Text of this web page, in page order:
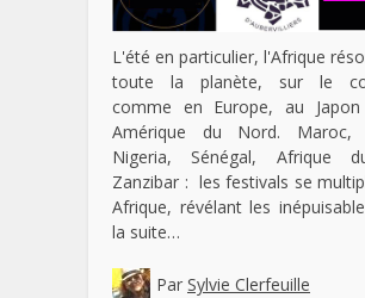
L'été en particulier, l'Afrique
toute la planète, sur le
comme en Europe, au
Amérique du Nord. Maroc,
Nigeria, Sénégal, Afrique
Zanzibar : les festivals se
Afrique, révélant les
la suite…
Par Sylvie Clerfeuille